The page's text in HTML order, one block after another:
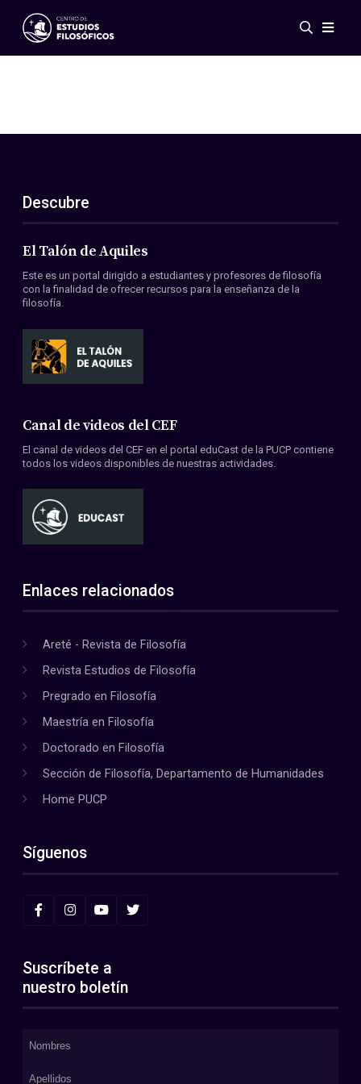
Eventos
ES
EN
Acerca de nosotros
Miembros
Convenios
Descubre
El Talón de Aquiles
Este es un portal dirigido a estudiantes y profesores de filosofía
con la finalidad de ofrecer recursos para la enseñanza de la
filosofía.
Canal de videos del CEF
El canal de videos del CEF en el portal eduCast de la PUCP contiene
todos los videos disponibles de nuestras actividades.
Enlaces relacionados
Areté - Revista de Filosofía
Revista Estudios de Filosofía
Pregrado en Filosofía
Maestría en Filosofía
Doctorado en Filosofía
Sección de Filosofía, Departamento de Humanidades
Home PUCP
Síguenos
Suscríbete a
nuestro boletín